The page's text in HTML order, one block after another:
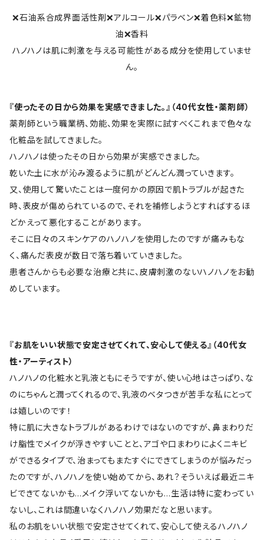
❌石油系合成界面活性剤❌アルコール❌パラベン❌着色料❌鉱物
油❌香料
ハノハノは肌に刺激を与える可能性がある成分を使用していませ
ん。
『使ったその日から効果を実感できました。』（40代女性・薬剤師）
薬剤師という職業柄、効能、効果を実際に試すべくこれまで色々な
化粧品を試してきました。
ハノハノは使ったその日から効果が実感できました。
乾いた土に水が沁み渡るように肌がどんどん潤っていきます。
又、使用して驚いたことは一度何かの原因で肌トラブルが起きた
時、表皮が傷められているので、それを補修しようとすればするほ
どかえって悪化することがあります。
そこに日々のスキンケアのハノハノを使用したのですが痛みもな
く、痛んだ表皮が数日で落ち着いていきました。
患者さんからも必要な治療と共に、皮膚刺激のないハノハノをお勧
めしています。
『お肌をいい状態で安定させてくれて、安心して使える』（40代女
性・アーティスト）
ハノハノの化粧水と乳液ともにそうですが、使い心地はさっぱり、な
のにちゃんと潤ってくれるので、乳液のベタつきが苦手な私にとって
は嬉しいのです！
特に肌に大きなトラブルがあるわけではないのですが、鼻まわりだ
け脂性でメイクが浮きやすいことと、アゴや口まわりによくニキビ
ができるタイプで、治まってもまたすぐにできてしまうのが悩みだっ
たのですが、ハノハノを使い始めてから、あれ？そういえば最近ニキ
ビできてないかも…メイク浮いてないかも…生活は特に変わってい
ないし、これは間違いなくハノハノ効果だなと思います。
私のお肌をいい状態で安定させてくれて、安心して使えるハノハノ